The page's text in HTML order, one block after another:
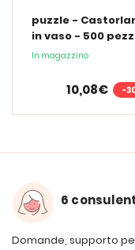
puzzle -
in vaso - 500
In magazzino
10,08€ -
6
Domande, supporto